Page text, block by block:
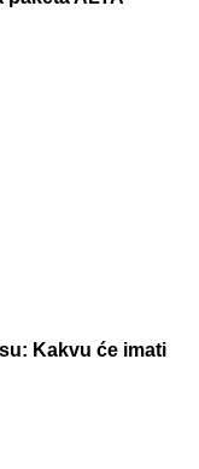
Kakvu će imati